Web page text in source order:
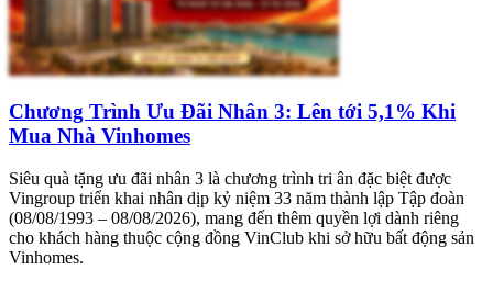
Chương Trình Ưu Đãi Nhân 3: Lên tới 5,1% Khi
Mua Nhà Vinhomes
Siêu quà tặng ưu đãi nhân 3 là chương trình tri ân đặc biệt được
Vingroup triển khai nhân dịp kỷ niệm 33 năm thành lập Tập đoàn
(08/08/1993 – 08/08/2026), mang đến thêm quyền lợi dành riêng
cho khách hàng thuộc cộng đồng VinClub khi sở hữu bất động sản
Vinhomes.